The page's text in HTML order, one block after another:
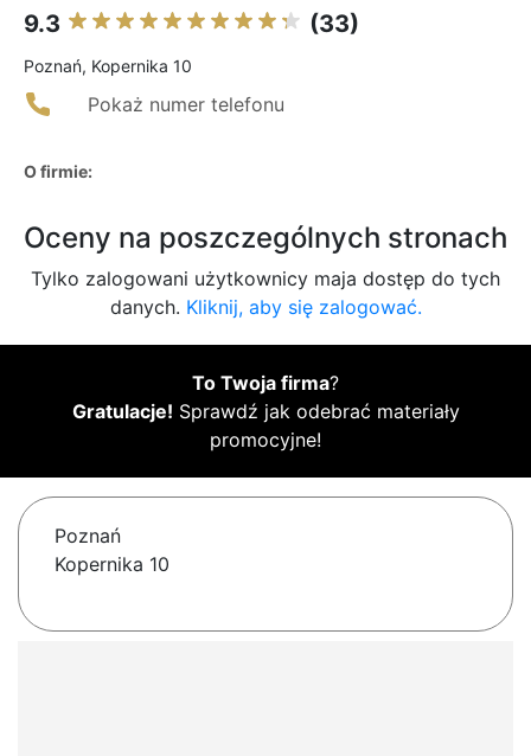
9.3 (33)
Poznań, Kopernika 10
Pokaż numer telefonu
O firmie:
Oceny na poszczególnych stronach
Tylko zalogowani użytkownicy maja dostęp do tych
danych. Kliknij, aby się zalogować.
To Twoja firma?
Gratulacje! Sprawdź jak odebrać materiały
promocyjne!
Poznań
Kopernika 10